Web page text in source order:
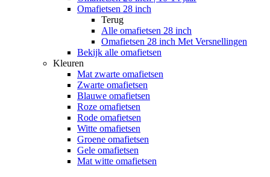
Omafietsen 28 inch
Terug
Alle omafietsen 28 inch
Omafietsen 28 inch Met Versnellingen
Bekijk alle omafietsen
Kleuren
Mat zwarte omafietsen
Zwarte omafietsen
Blauwe omafietsen
Roze omafietsen
Rode omafietsen
Witte omafietsen
Groene omafietsen
Gele omafietsen
Mat witte omafietsen